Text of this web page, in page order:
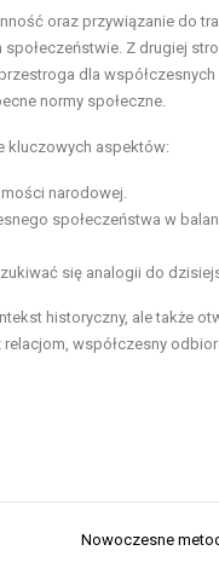
oraz przywiązanie do
Z drugiej
dla współczesnych
normy społeczne.
kluczowych aspektów:
narodowej.
społeczeństwa w
się analogii do
historyczny, ale także
współczesny
Nowoczesne